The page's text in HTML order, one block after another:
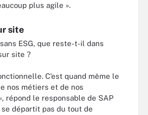
plus agile ».
site
ESG, que reste-t-il dans
site ?
C’est quand même le
nos métiers et de nos
répond le responsable de SAP
se départit pas du tout de